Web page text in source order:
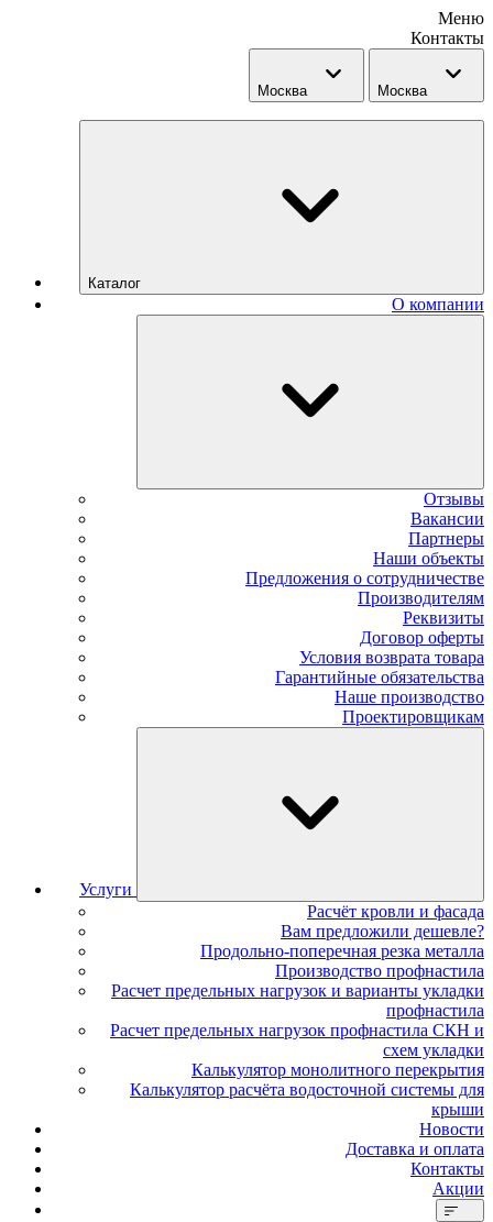
Меню
Контакты
Москва Москва
Каталог
О компании
Отзывы
Вакансии
Партнеры
Наши объекты
Предложения о сотрудничестве
Производителям
Реквизиты
Договор оферты
Условия возврата товара
Гарантийные обязательства
Наше производство
Проектировщикам
Услуги
Расчёт кровли и фасада
Вам предложили дешевле?
Продольно-поперечная резка металла
Производство профнастила
Расчет предельных нагрузок и варианты укладки
профнастила
Расчет предельных нагрузок профнастила СКН и
схем укладки
Калькулятор монолитного перекрытия
Калькулятор расчёта водосточной системы для
крыши
Новости
Доставка и оплата
Контакты
Акции